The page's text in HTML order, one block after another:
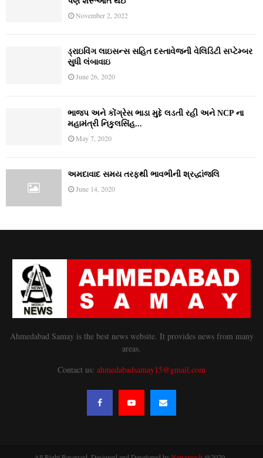
November 2, 2022
ડ્રાઇવિંગ લાઇસન્સ સહિત દસ્તાવેજની વેલિડિટી સપ્ટેમ્બર
સુધી લંબાવાઇ
June 26, 2020
ભાજપ અને કોંગ્રેસ ભાડા મુદ્દે લડતી રહી અને NCP ના
મહામંત્રી નિકુલસિંહ...
May 7, 2020
અમદાવાદ સમય તરફથી ભાવભીની શ્રદ્ધાંજલિ
June 14, 2020
Ahmedabad Samay is the best news website. It provides news from many
areas.
Contact us: ahmedabadsamay15@gmail.com